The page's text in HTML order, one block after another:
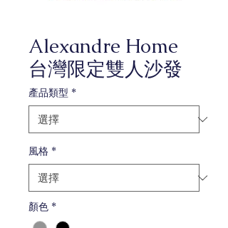
Alexandre Home
台灣限定雙人沙發
產品類型 *
風格 *
顏色 *